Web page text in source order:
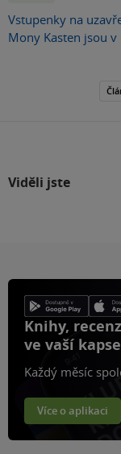
Vstupenky na
Mony Kasten jsou
Viděli jste
Knihy,
ve vaší
Každý měsíc
Více o aplikaci